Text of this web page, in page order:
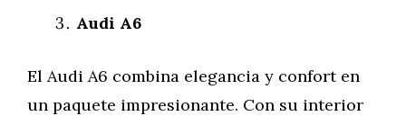
Audi A6
El Audi A6 combina elegancia y confort en
un paquete impresionante. Con su interior